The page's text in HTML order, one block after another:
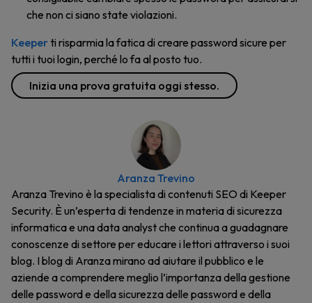
che non ci siano state violazioni.
Keeperti risparmia la fatica di creare password sicure per
tutti i tuoi login, perché lo fa al posto tuo.
Inizia una prova gratuita oggi stesso.
Aranza Trevino
Aranza Trevino è la specialista di contenuti SEO di Keeper
Security. È un’esperta di tendenze in materia di sicurezza
informatica e una data analyst che continua a guadagnare
conoscenze di settore per educare i lettori attraverso i suoi
blog. I blog di Aranza mirano ad aiutare il pubblico e le
aziende a comprendere meglio l’importanza della gestione
delle password e della sicurezza delle password e della